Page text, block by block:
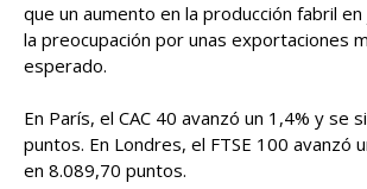
que un aumento en la producción fabril
la preocupación por unas exportaciones
esperado.
En París, el CAC 40 avanzó un 1,4% y se
puntos. En Londres, el FTSE 100 avanzó
en 8.089,70 puntos.